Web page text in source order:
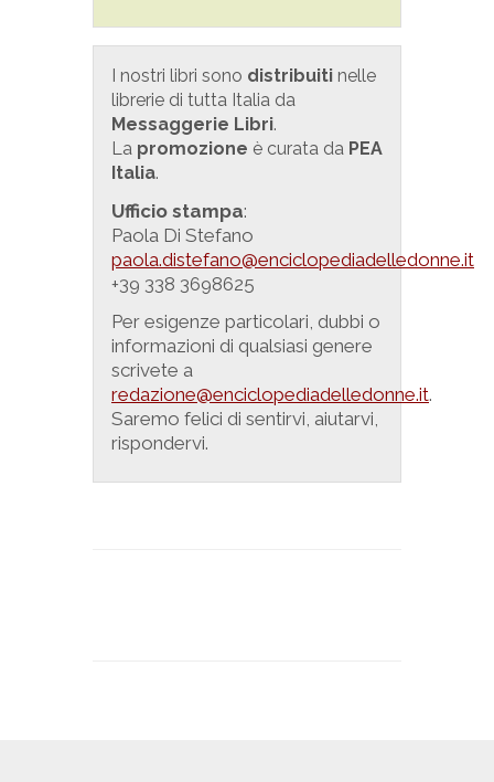
I nostri libri sono distribuiti nelle
librerie di tutta Italia da
Messaggerie Libri.
La promozione è curata da PEA
Italia.
Ufficio stampa:
Paola Di Stefano
paola.distefano@enciclopediadelledonne.it
+39 338 3698625
Per esigenze particolari, dubbi o
informazioni di qualsiasi genere
scrivete a
redazione@enciclopediadelledonne.it.
Saremo felici di sentirvi, aiutarvi,
rispondervi.